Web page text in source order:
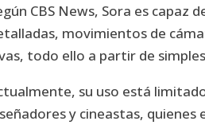
CBS News, Sora es capaz
movimientos de
todo ello a partir de
su uso está
y cineastas,